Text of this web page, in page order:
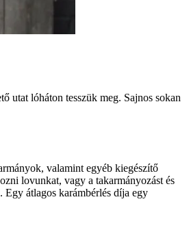
utat lóháton tesszük meg. Sajnos sokan
valamint egyéb kiegészítő
lovunkat, vagy a takarmányozást és
átlagos karámbérlés díja egy